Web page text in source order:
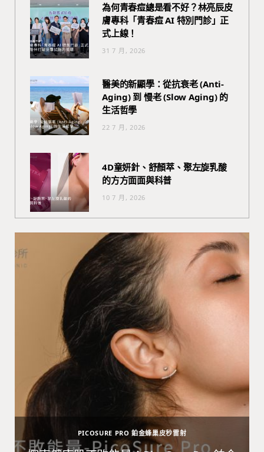
為何青春痘總是看不好？林亮辰皮
膚專科「青春痘 AI 特別門診」正
式上線！
31 7 月, 2026
醫美的新顯學：從抗衰老 (Anti-
Aging) 到 慢老 (Slow Aging) 的
生活哲學
22 7 月, 2026
4D童妍針、舒顏萃、聚左旋乳酸
的方方面面與科普
10 7 月, 2026
PICOSURE PRO 鉑金蜂巢皮秒雷射